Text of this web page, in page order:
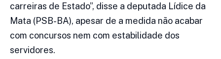
carreiras de Estado”, disse a deputada Lídice da
Mata (PSB-BA), apesar de a medida não acabar
com concursos nem com estabilidade dos
servidores.